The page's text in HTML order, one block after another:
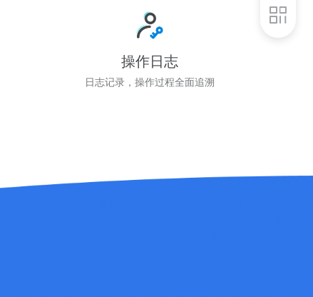
操作日志
日志记录，操作过程全面追溯